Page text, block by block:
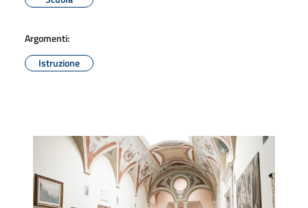
Argomenti:
Istruzione